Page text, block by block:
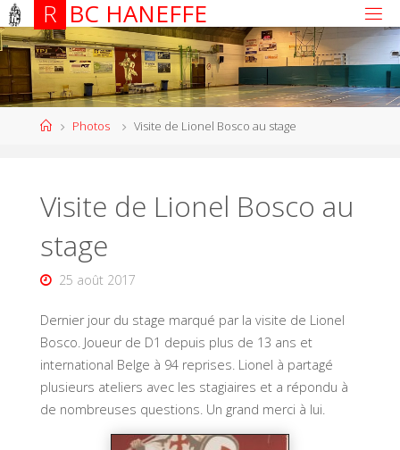
R BC HANEFFE
Photos Visite de Lionel Bosco au stage
Visite de Lionel Bosco au
stage
25 août 2017
Dernier jour du stage marqué par la visite de Lionel
Bosco. Joueur de D1 depuis plus de 13 ans et
international Belge à 94 reprises. Lionel à partagé
plusieurs ateliers avec les stagiaires et a répondu à
de nombreuses questions. Un grand merci à lui.